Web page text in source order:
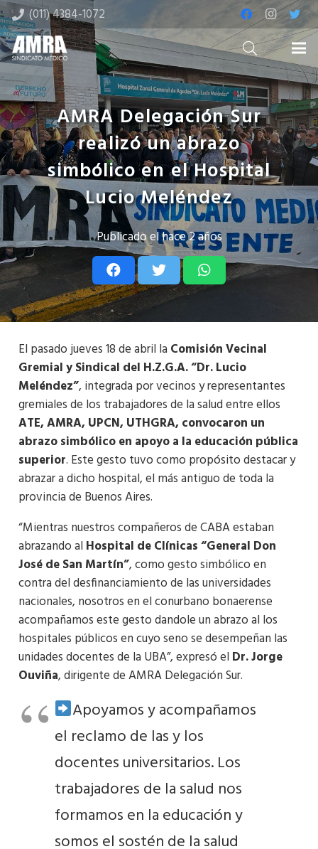
(011) 4384-1072
AMRA Delegación Sur
realizó un abrazo
simbólico en el Hospital
Lucio Meléndez
Publicado elhace 2 años
El pasado jueves 18 de abril la Comisión Vecinal
Gremial y Sindical del H.Z.G.A. “Dr. Lucio
Meléndez”, integrada por vecinos y representantes
gremiales de los trabajadores de la salud entre ellos
ATE, AMRA, UPCN, UTHGRA, convocaron un
abrazo simbólico en apoyo a la educación pública
superior. Este gesto tuvo como propósito destacar y
abrazar a dicho hospital, el más antiguo de toda la
provincia de Buenos Aires.
“Mientras nuestros compañeros de CABA estaban
abrazando al Hospital de Clínicas “General Don
José de San Martín”, como gesto simbólico en
contra del desfinanciamiento de las universidades
nacionales, nosotros en el conurbano bonaerense
acompañamos este gesto dandole un abrazo al los
hospitales públicos en cuyo seno se desempeñan las
unidades docentes de la UBA”, expresó el Dr. Jorge
Ouviña, dirigente de AMRA Delegación Sur.
Apoyamos y acompañamos
el reclamo de las y los
docentes universitarios. Los
trabajadores de la salud nos
formamos en la educación y
somos el sostén de la salud